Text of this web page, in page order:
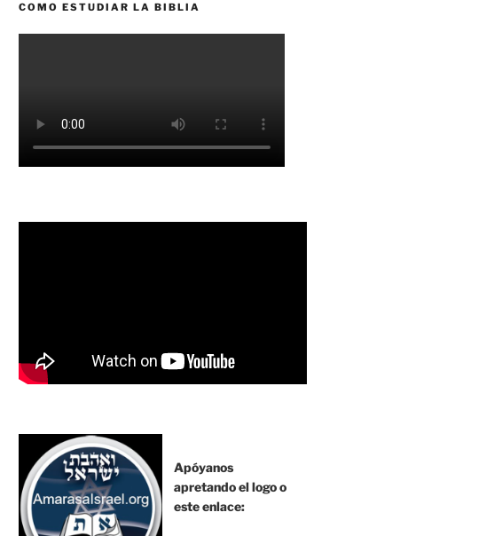
COMO ESTUDIAR LA BIBLIA
Apóyanos
apretando el logo o
este enlace: